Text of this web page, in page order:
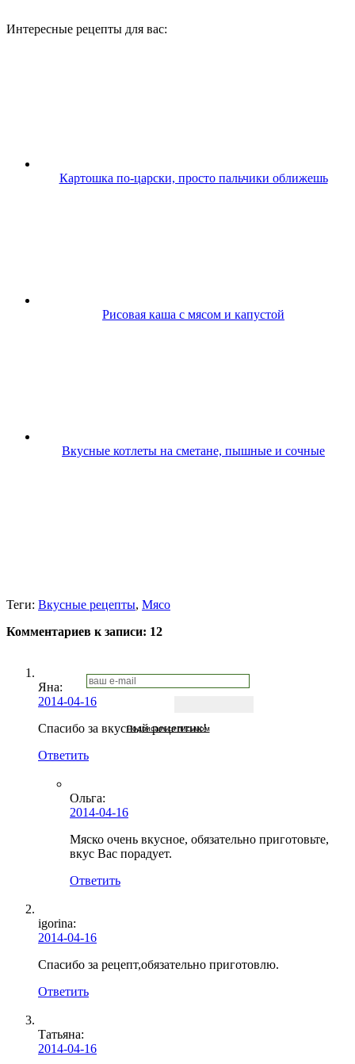
Интересные рецепты для вас:
Картошка по-царски, просто пальчики оближешь
Рисовая каша с мясом и капустой
Вкусные котлеты на сметане, пышные и сочные
Подписаться письмом
Теги: Вкусные рецепты, Мясо
Комментариев к записи: 12
Яна:
2014-04-16
Спасибо за вкусный рецептик!
Ответить
Ольга:
2014-04-16
Мяско очень вкусное, обязательно приготовьте,
вкус Вас порадует.
Ответить
igorina:
2014-04-16
Спасибо за рецепт,обязательно приготовлю.
Ответить
Татьяна:
2014-04-16